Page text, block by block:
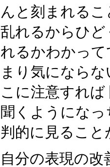
んと刻まれる
乱れるからひ
れるかわかっ
まり気になら
こに注意すれ
聞くようにな
判的に見るこ
自分の表現の